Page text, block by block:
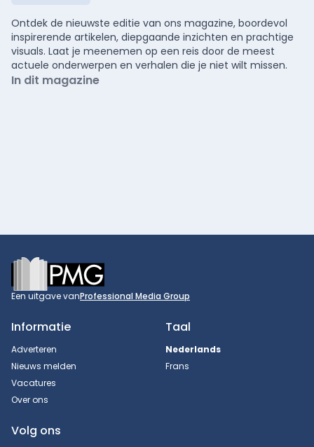
Ontdek de nieuwste editie van ons magazine, boordevol
inspirerende artikelen, diepgaande inzichten en prachtige
visuals. Laat je meenemen op een reis door de meest
actuele onderwerpen en verhalen die je niet wilt missen.
In dit magazine
Footer
Een uitgave vanProfessional Media Group
Informatie
Adverteren
Nieuws melden
Vacatures
Over ons
Taal
Nederlands
Frans
Volg ons